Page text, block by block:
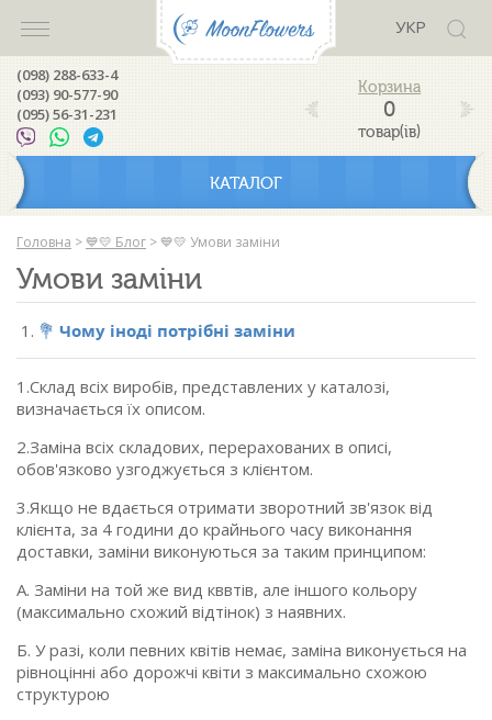
УКР
(098) 288-633-4
(093) 90-577-90
(095) 56-31-231
0
товар(ів)
КАТАЛОГ
Головна > 💙💛 Блог > 💙💛 Умови заміни
Умови заміни
💐 Чому іноді потрібні заміни
1.Склад всіх виробів, представлених у каталозі,
визначається їх описом.
2.Заміна всіх складових, перерахованих в описі,
обов'язково узгоджується з клієнтом.
3.Якщо не вдається отримати зворотний зв'язок від
клієнта, за 4 години до крайнього часу виконання
доставки, заміни виконуються за таким принципом:
А. Заміни на той же вид кввтів, але іншого кольору
(максимально схожий відтінок) з наявних.
Б. У разі, коли певних квітів немає, заміна виконується на
рівноцінні або дорожчі квіти з максимально схожою
структурою